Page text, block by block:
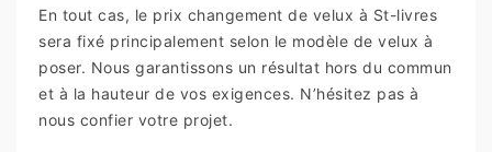
En tout cas, le prix changement de velux à St-livres
sera fixé principalement selon le modèle de velux à
poser. Nous garantissons un résultat hors du commun
et à la hauteur de vos exigences. N’hésitez pas à
nous confier votre projet.